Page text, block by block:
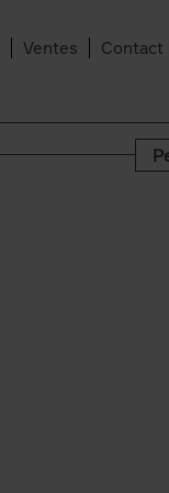
Ventes Contact